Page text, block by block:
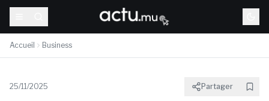
Accueil Business
25/11/2025 Partager